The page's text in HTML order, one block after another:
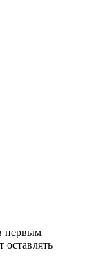
первым
оставлять